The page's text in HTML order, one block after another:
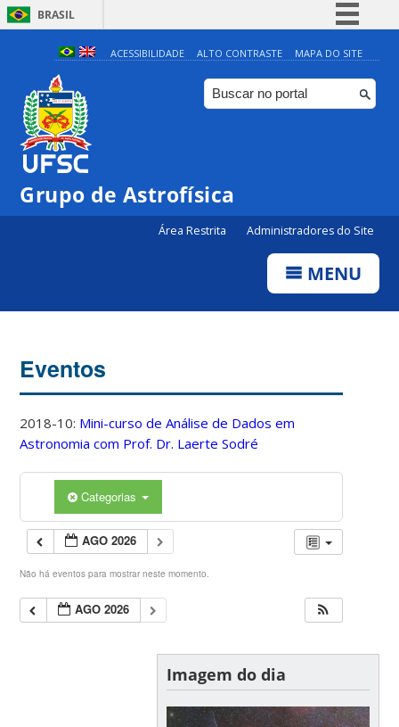
BRASIL
Simplifique!
Comunica BR
Participe
ACESSIBILIDADE ALTO CONTRASTE MAPA DO SITE
Grupo de Astrofísica
Área Restrita Administradores do Site
MENU
Eventos
2018-10: Mini-curso de Análise de Dados em
Astronomia com Prof. Dr. Laerte Sodré
Categorias
AGO 2026
Não há eventos para mostrar neste momento.
AGO 2026
Imagem do dia